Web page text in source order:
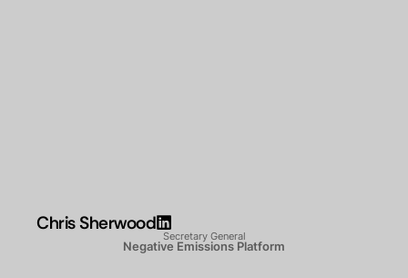
Chris Sherwood
Secretary General
Negative Emissions Platform